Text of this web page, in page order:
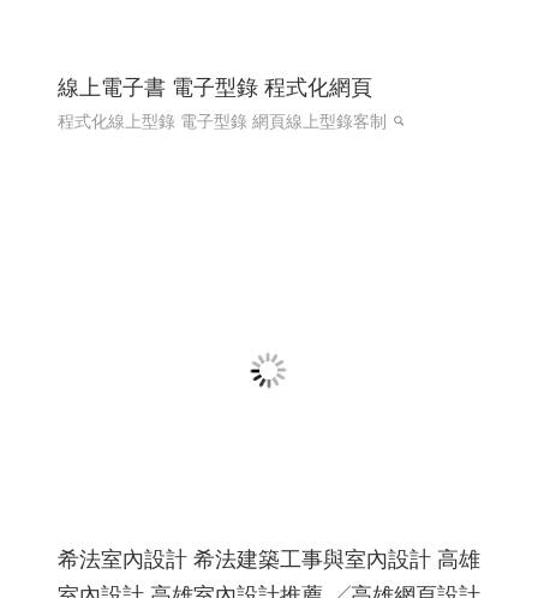
線上電子書 電子型錄 程式化網頁
程式化線上型錄 電子型錄 網頁線上型錄客制
希法室內設計 希法建築工事與室內設計 高雄